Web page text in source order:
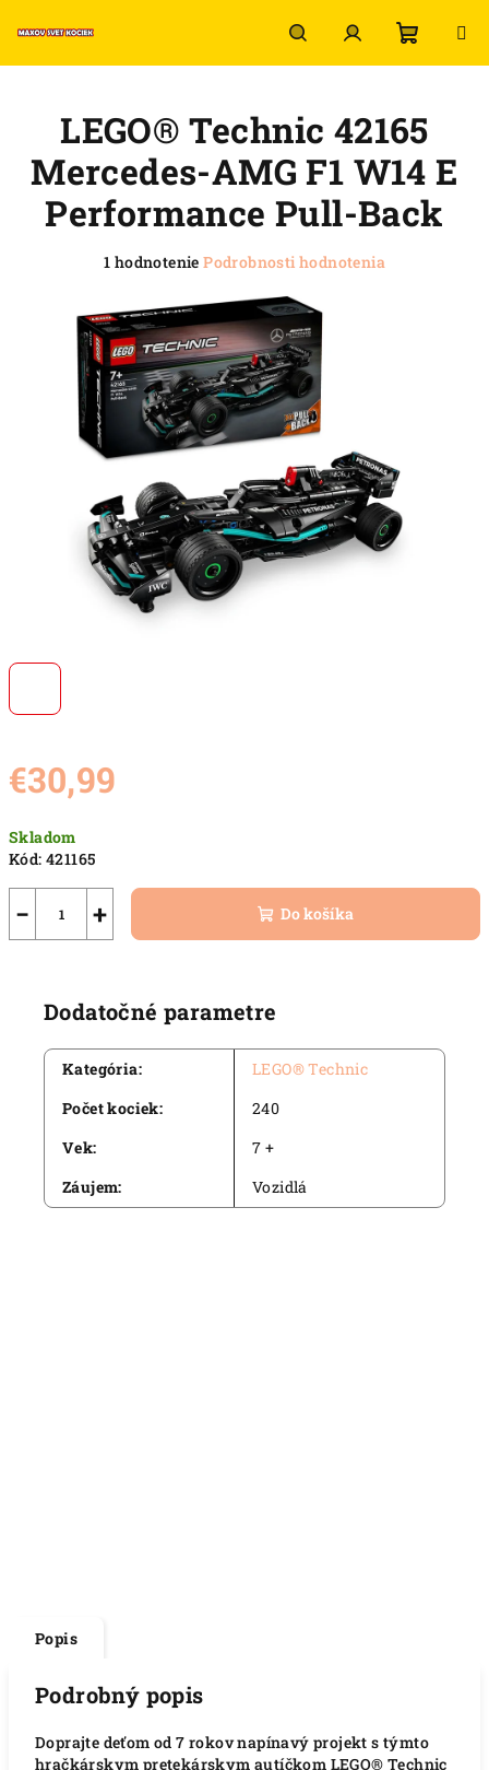
na
HľadaťPrihlásenie
košík
€30,99
cena:
Skladom
Kód: 421165
+
− Do košíka
LEGO® Technic 42165
Mercedes-AMG F1 W14 E
Performance Pull-Back
Priemerné
produktu
je
5,0
z
5
hviezdičiek.
1 hodnotenie Podrobnosti hodnotenia
Dodatočné parametre
Kategória:
LEGO® Technic
Počet kociek:
240
Vek:
7 +
Záujem: Vozidlá
Popis
Podrobný popis
Doprajte deťom od 7 rokov napínavý projekt s týmto
hračkárskym pretekárskym autíčkom LEGO® Technic